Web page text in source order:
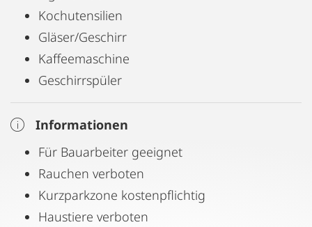
Kochutensilien
Gläser/Geschirr
Kaffeemaschine
Geschirrspüler
Informationen
Für Bauarbeiter geeignet
Rauchen verboten
Kurzparkzone kostenpflichtig
Haustiere verboten